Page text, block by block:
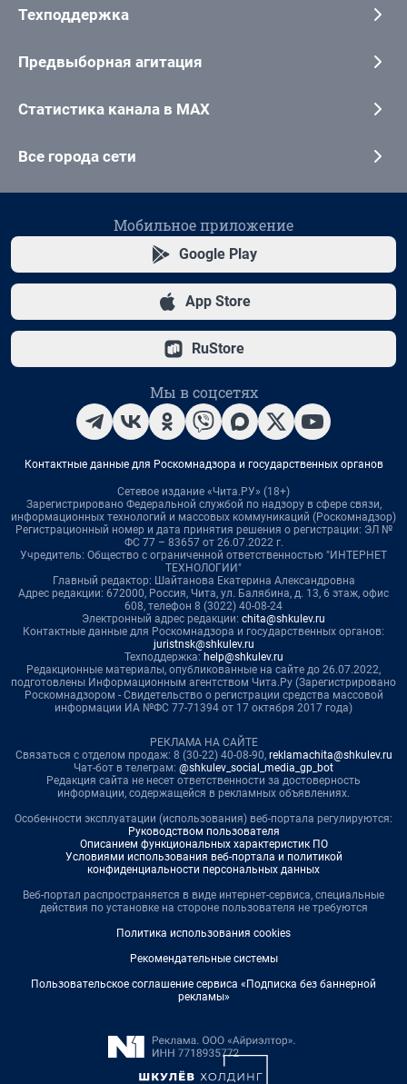
Техподдержка
Предвыборная агитация
Статистика канала в MAX
Все города сети
Мобильное приложение
Google Play
App Store
RuStore
Мы в соцсетях
Контактные данные для Роскомнадзора и государственных органов
Сетевое издание «Чита.РУ» (18+)
Зарегистрировано Федеральной службой по надзору в сфере связи,
информационных технологий и массовых коммуникаций (Роскомнадзор)
Регистрационный номер и дата принятия решения о регистрации: ЭЛ №
ФС 77 – 83657 от 26.07.2022 г.
Учредитель: Общество с ограниченной ответственностью "ИНТЕРНЕТ
ТЕХНОЛОГИИ"
Главный редактор: Шайтанова Екатерина Александровна
Адрес редакции: 672000, Россия, Чита, ул. Балябина, д. 13, 6 этаж, офис
608, телефон 8 (3022) 40-08-24
Электронный адрес редакции: chita@shkulev.ru
Контактные данные для Роскомнадзора и государственных органов:
juristnsk@shkulev.ru
Техподдержка: help@shkulev.ru
Редакционные материалы, опубликованные на сайте до 26.07.2022,
подготовлены Информационным агентством Чита.Ру (Зарегистрировано
Роскомнадзором - Свидетельство о регистрации средства массовой
информации ИА №ФС 77-71394 от 17 октября 2017 года)
РЕКЛАМА НА САЙТЕ
Связаться с отделом продаж: 8 (30-22) 40-08-90, reklamachita@shkulev.ru
Чат-бот в телеграм: @shkulev_social_media_gp_bot
Редакция сайта не несет ответственности за достоверность
информации, содержащейся в рекламных объявлениях.
Особенности эксплуатации (использования) веб-портала регулируются:
Руководством пользователя
Описанием функциональных характеристик ПО
Условиями использования веб-портала и политикой
конфиденциальности персональных данных
Веб-портал распространяется в виде интернет-сервиса, специальные
действия по установке на стороне пользователя не требуются
Политика использования cookies
Рекомендательные системы
Пользовательское соглашение сервиса «Подписка без баннерной
рекламы»